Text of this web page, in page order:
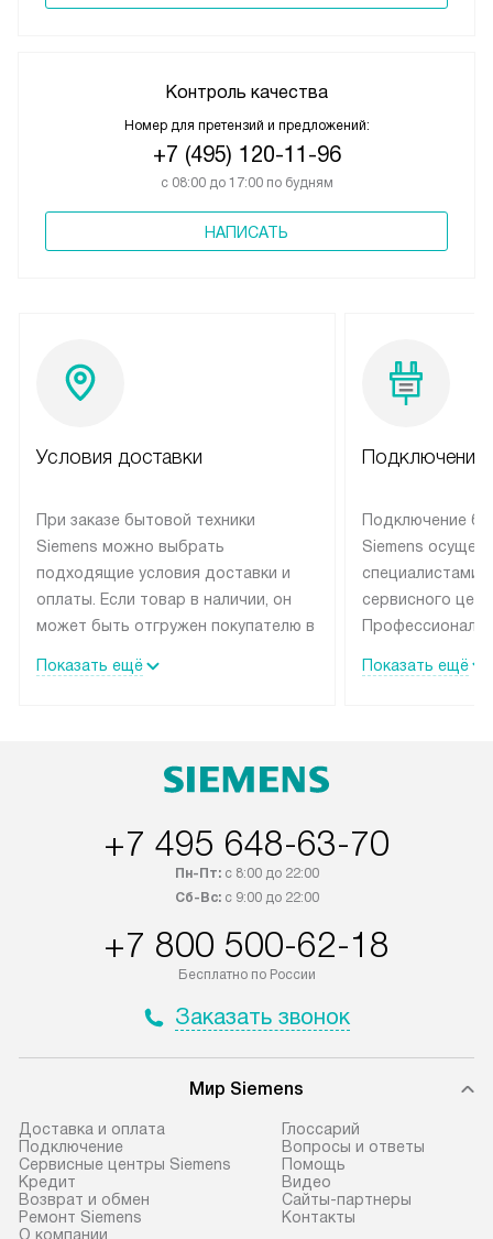
Контроль качества
Номер для претензий и предложений:
+7 (495) 120-11-96
с 08:00 до 17:00 по будням
НАПИСАТЬ
Условия доставки
При заказе бытовой техники
Siemens можно выбрать
подходящие условия доставки и
оплаты. Если товар в наличии, он
может быть отгружен покупателю в
специальным лейблом
Показать ещё
Подключение
Подключение
Siemens
специалистами
сервисного
эксплуатации
Показать ещё
+7 495 648-63-70
Пн-Пт:с 8:00 до 22:00
Сб-Вс:с 9:00 до 22:00
+7 800 500-62-18
Бесплатно по России
Заказать звонок
Мир Siemens
Доставка и оплата
Подключение
Сервисные центры Siemens
Кредит
Возврат и обмен
Ремонт Siemens
О компании
Глоссарий
Вопросы и ответы
Помощь
Видео
Сайты-партнеры
Контакты